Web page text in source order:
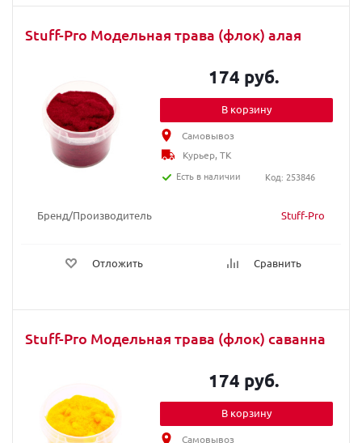
Stuff-Pro Модельная трава (флок) алая
Бренд/Производитель Stuff-Pro
Отложить Сравнить
174 руб.
В корзину
Самовывоз
Курьер, ТК
Есть в наличии
Код: 253846
Stuff-Pro Модельная трава (флок) саванна
174 руб.
В корзину
Самовывоз